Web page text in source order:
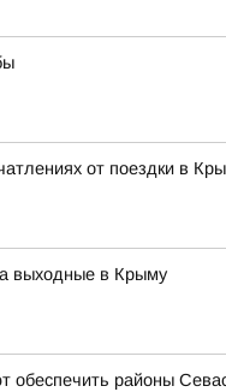
от поездки в
выходные в Крыму
обеспечить районы